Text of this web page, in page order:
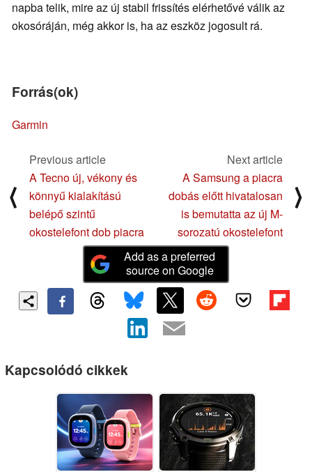
napba telik, mire az új stabil frissítés elérhetővé válik az
okosóráján, még akkor is, ha az eszköz jogosult rá.
Forrás(ok)
Garmin
⟨
Previous article
A Tecno új, vékony és
könnyű kialakítású
belépő szintű
okostelefont dob piacra
Next article
A Samsung a piacra
dobás előtt hivatalosan
is bemutatta az új M-
sorozatú okostelefont
⟩
Add as a preferred
source on Google
Kapcsolódó cikkek